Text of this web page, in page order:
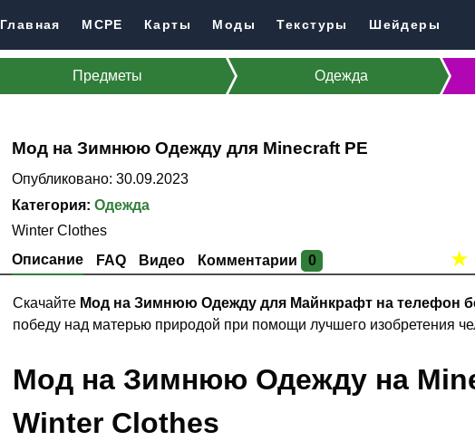
Главная MCPE Карты Моды Текстуры Шейдеры
Предметы Одежда
Мод на Зимнюю Одежду для Minecraft PE
Опубликовано: 30.09.2023
Категория:Одежда
Winter Clothes
Описание
FAQ Видео Комментарии 0 ★
Скачайте Мод на Зимнюю Одежду для Майнкрафт на телефон
победу над матерью природой при помощи лучшего изобретения
Мод на Зимнюю Одежду на
Winter Clothes